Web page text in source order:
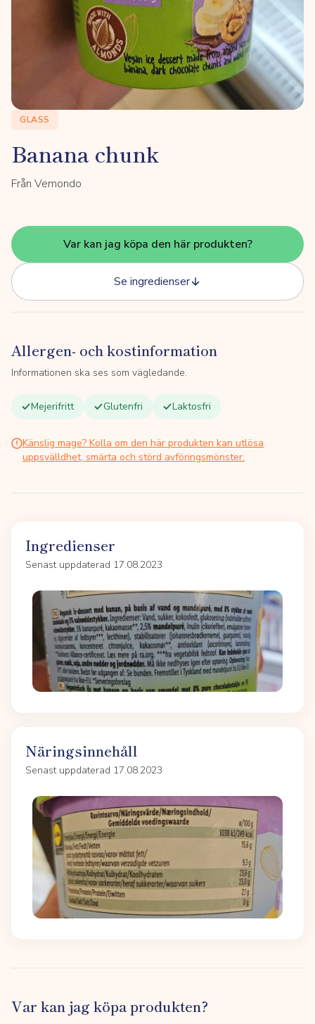
GLASS
Banana chunk
Från Vemondo
Var kan jag köpa den här produkten?
Se ingredienser
Allergen- och kostinformation
Informationen ska ses som vägledande.
Mejerifritt Glutenfri Laktosfri
Känslig mage? Kolla om den här produkten kan utlösa
uppsvälldhet, smärta och störd avföringsmönster.
Ingredienser
Senast uppdaterad 17.08.2023
Näringsinnehåll
Senast uppdaterad 17.08.2023
Var kan jag köpa produkten?